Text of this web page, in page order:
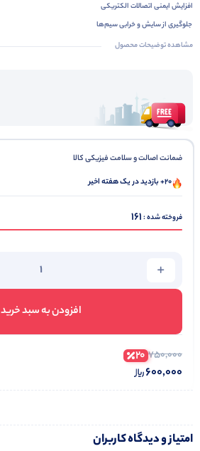
افزایش ایمنی اتصالات الکتریکی
جلوگیری از سایش و خرابی سیم‌ها
تسهیل در نصب و اتصال مجدد
تضمین کیفیت اتصالات
کیفیت بالا
مشاهده توضیحات محصول
ضمانت اصالت و سلامت فیزیکی کالا
20+ بازدید در یک هفته اخیر
فروخته شده :161
افزودن به سبد خرید
750,000
20
600,000
امتیاز و دیدگاه کاربران